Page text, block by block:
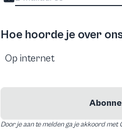
Hoe hoorde je over
Door je aan te melden ga je akkoord